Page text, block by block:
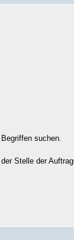
suchen.
Stelle der